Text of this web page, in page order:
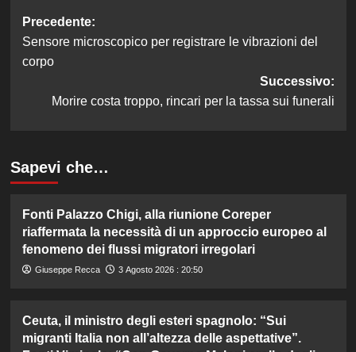
Navigazione
articolo
Precedente:
Sensore microscopico per registrare le vibrazioni del
corpo
Successivo:
Morire costa troppo, rincari per la tassa sui funerali
Sapevi che…
Fonti Palazzo Chigi, alla riunione Coreper
riaffermata la necessità di un approccio europeo al
fenomeno dei flussi migratori irregolari
Giuseppe Recca 3 Agosto 2026 : 20:50
Ceuta, il ministro degli esteri spagnolo: “Sui
migranti Italia non all’altezza delle aspettative”.